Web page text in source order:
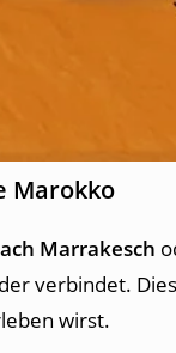
Marokko
Marrakesch
verbindet.
wirst.